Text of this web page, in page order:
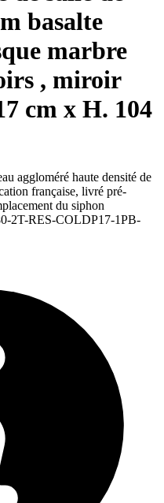
basalte
marbre
, miroir
cm x H. 104
aggloméré haute densité de
française, livré pré-
du siphon
2T-RES-COLDP17-1PB-